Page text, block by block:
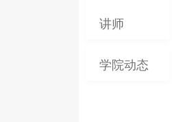
讲师
学院动态